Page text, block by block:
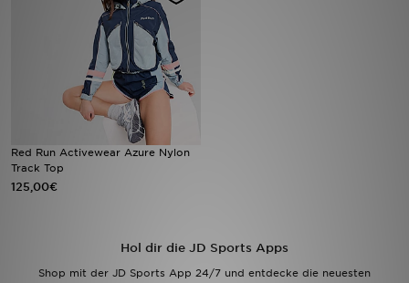
Red Run Activewear Azure Nylon
Track Top
125,00€
Hol dir die JD Sports Apps
Shop mit der JD Sports App 24/7 und entdecke die neuesten
Sport